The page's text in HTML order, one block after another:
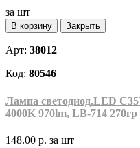
за шт
В корзину Закрыть
Арт: 38012
Код: 80546
Лампа светодиод.LED
4000K 970lm, LB-714
148.00 р. за шт